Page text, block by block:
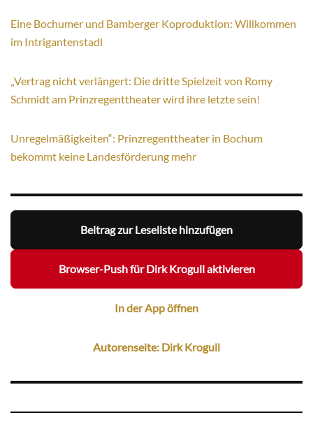
Eine Bochumer und Bamberger Koproduktion: Willkommen
im In­t­ri­gan­ten­stadl
„Vertrag nicht verlängert: Die dritte Spielzeit von Romy
Schmidt am Prinzregenttheater wird ihre letzte sein!
Unregelmäßigkeiten“: Prinzregenttheater in Bochum
bekommt keine Landesförderung mehr
Beitrag zur Leseliste hinzufügen
Browser-Push für Dirk Krogull aktivieren
In der App öffnen
Autorenseite: Dirk Krogull